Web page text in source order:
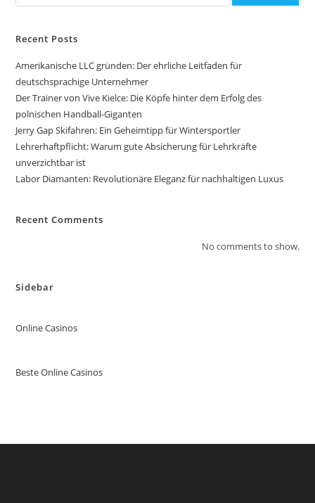
Recent Posts
Amerikanische LLC gründen: Der ehrliche Leitfaden für
deutschsprachige Unternehmer
Der Trainer von Vive Kielce: Die Köpfe hinter dem Erfolg des
polnischen Handball-Giganten
Jerry Gap Skifahren: Ein Geheimtipp für Wintersportler
Lehrerhaftpflicht: Warum gute Absicherung für Lehrkräfte
unverzichtbar ist
Labor Diamanten: Revolutionäre Eleganz für nachhaltigen Luxus
Recent Comments
No comments to show.
Sidebar
Online Casinos
Beste Online Casinos